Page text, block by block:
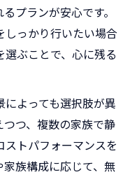
プランが安心です。
っかり行いたい場合
ぶことで、心に残る
よっても選択肢が異
つ、複数の家族で静
トパフォーマンスを
族構成に応じて、無